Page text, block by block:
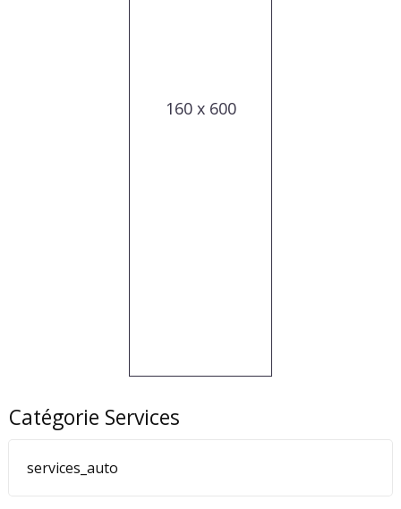
160 x 600
Catégorie Services
services_auto